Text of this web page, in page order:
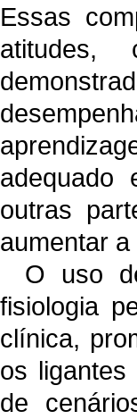
Essas
atitudes,
adequado
outras
aumentar
O uso
fisiologia
clínica,
os ligantes
de